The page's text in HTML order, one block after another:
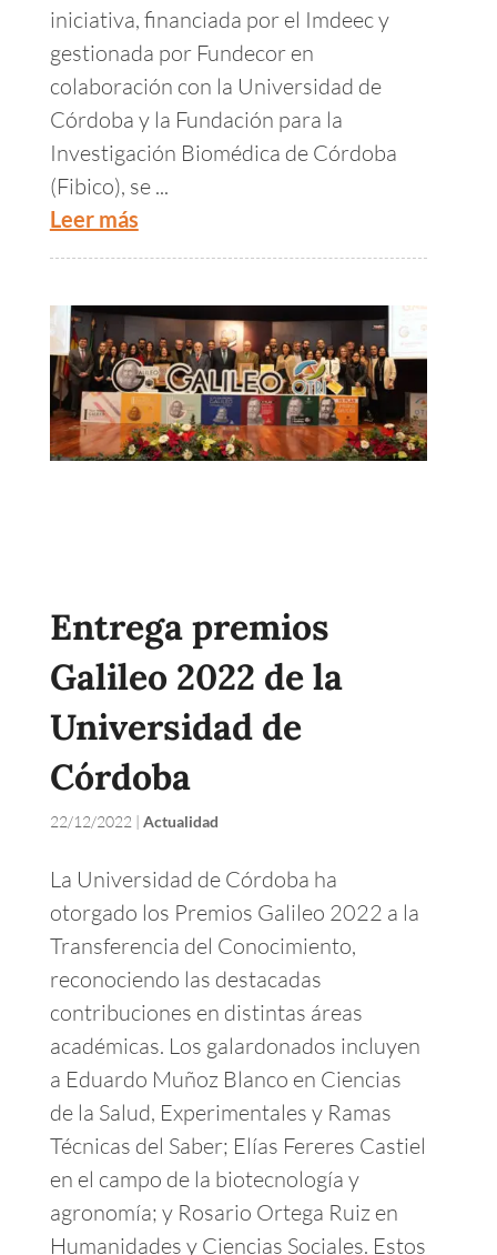
iniciativa, financiada por el Imdeec y
gestionada por Fundecor en
colaboración con la Universidad de
Córdoba y la Fundación para la
Investigación Biomédica de Córdoba
(Fibico), se ...
Leer más
Entrega premios
Galileo 2022 de la
Universidad de
Córdoba
22/12/2022 | Actualidad
La Universidad de Córdoba ha
otorgado los Premios Galileo 2022 a la
Transferencia del Conocimiento,
reconociendo las destacadas
contribuciones en distintas áreas
académicas. Los galardonados incluyen
a Eduardo Muñoz Blanco en Ciencias
de la Salud, Experimentales y Ramas
Técnicas del Saber; Elías Fereres Castiel
en el campo de la biotecnología y
agronomía; y Rosario Ortega Ruiz en
Humanidades y Ciencias Sociales. Estos